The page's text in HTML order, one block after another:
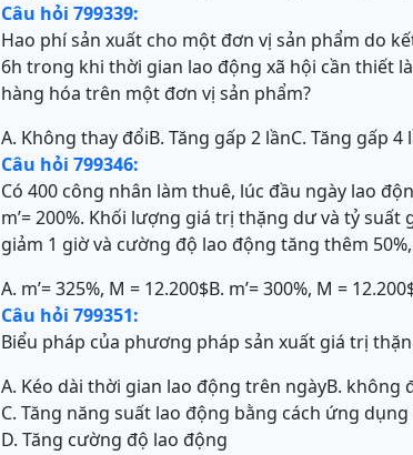
Câu hỏi 799339:
Hao phí sản xuất cho một đơn vị sản phẩm do
6h trong khi thời gian lao động xã hội cần thiết
hàng hóa trên một đơn vị sản phẩm?
A. Không thay đổiB. Tăng gấp 2 lầnC. Tăng gấp 4
Câu hỏi 799346:
Có 400 công nhân làm thuê, lúc đầu ngày lao
m’= 200%. Khối lượng giá trị thặng dư và tỷ
giảm 1 giờ và cường độ lao động tăng thêm
A. m’= 325%, M = 12.200$B. m’= 300%, M =
Câu hỏi 799351:
Biểu pháp của phương pháp sản xuất giá trị
A. Kéo dài thời gian lao động trên ngàyB. không
C. Tăng năng suất lao động bằng cách ứng
D. Tăng cường độ lao động